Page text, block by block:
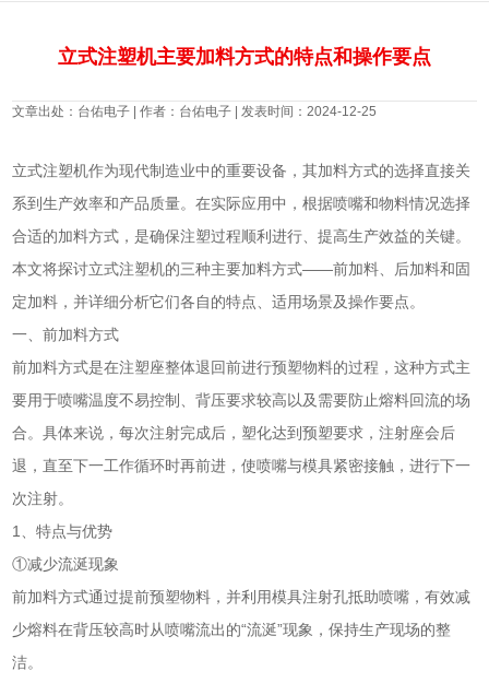
立式注塑机主要加料方式的特点和操作要点
文章出处：台佑电子 | 作者：台佑电子 | 发表时间：2024-12-25
立式注塑机作为现代制造业中的重要设备，其加料方式的选择直接关
系到生产效率和产品质量。在实际应用中，根据喷嘴和物料情况选择
合适的加料方式，是确保注塑过程顺利进行、提高生产效益的关键。
本文将探讨立式注塑机的三种主要加料方式——前加料、后加料和固
定加料，并详细分析它们各自的特点、适用场景及操作要点。
一、前加料方式
前加料方式是在注塑座整体退回前进行预塑物料的过程，这种方式主
要用于喷嘴温度不易控制、背压要求较高以及需要防止熔料回流的场
合。具体来说，每次注射完成后，塑化达到预塑要求，注射座会后
退，直至下一工作循环时再前进，使喷嘴与模具紧密接触，进行下一
次注射。
1、特点与优势
①减少流涎现象
前加料方式通过提前预塑物料，并利用模具注射孔抵助喷嘴，有效减
少熔料在背压较高时从喷嘴流出的“流涎”现象，保持生产现场的整
洁。